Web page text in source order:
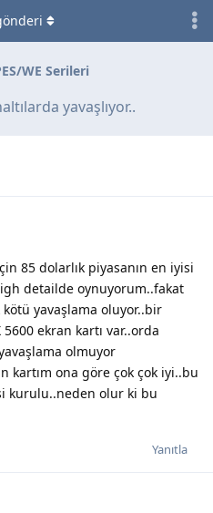
WE Serileri
yavaşlıyor..
85 dolarlık piyasanın en iyisi
detailde oynuyorum..fakat
yavaşlama oluyor..bir
ekran kartı var..orda
olmuyor
kartım ona göre çok çok iyi..bu
kurulu..neden olur ki bu
Yanıtla